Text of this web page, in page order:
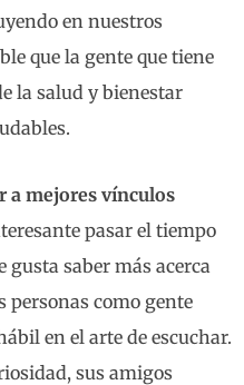
en nuestros
que la gente que tiene
la salud y bienestar
a mejores vínculos
pasar el tiempo
gusta saber más acerca
personas como gente
en el arte de escuchar.
sus amigos